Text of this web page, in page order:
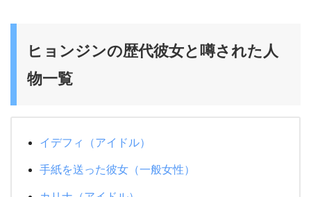
ヒョンジンの歴代彼女と噂された人
物一覧
イデフィ（アイドル）
手紙を送った彼女（一般女性）